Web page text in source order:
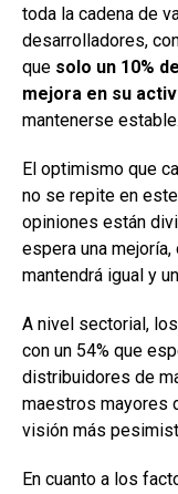
toda la cadena de
desarrolladores,
que solo un 10%
mejora en su
mantenerse estable.
El optimismo que
no se repite en
opiniones están
espera una
mantendrá igual y
A nivel sectorial,
con un 54% que
distribuidores de
maestros mayores
visión más
En cuanto a los